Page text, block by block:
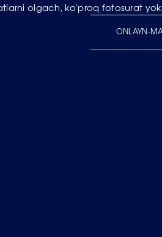
olgach, ko'proq fotosurat
ONLAYN-